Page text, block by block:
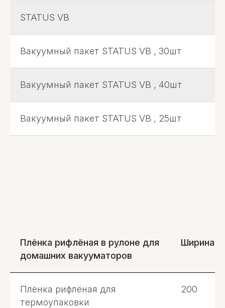
STATUS VB
Вакуумный пакет STATUS VB , 30шт
Вакуумный пакет STATUS VB , 40шт
Вакуумный пакет STATUS VB , 25шт
Плёнка рифлёная в рулоне для
домашних вакууматоров
Ширина,
Плёнка рифлёная для
термоупаковки
200